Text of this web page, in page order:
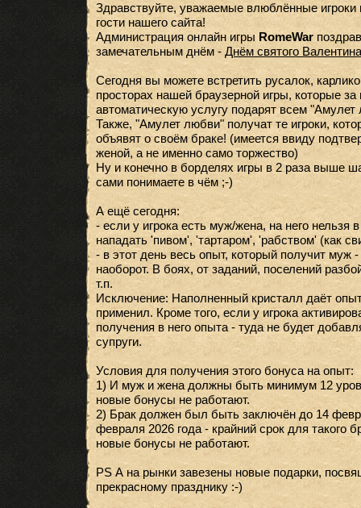
Здравствуйте, уважаемые влюблённые
гости нашего сайта!
Администрация онлайн игры RomeWar
замечательным днём - Днём святого Валентина
Сегодня вы можете встретить русалок,
просторах нашей браузерной игры, которые
автоматическую услугу подарят всем "Амулет
Также, "Амулет любви" получат те игроки,
объявят о своём браке! (имеется ввиду
женой, а не именно само торжество)
Ну и конечно в борделях игры в 2 раза выше
сами понимаете в чём ;-)
А ещё сегодня:
- если у игрока есть муж/жена, на него нельзя
нападать 'пивом', 'тартаром', 'рабством' (как
- в этот день весь опыт, который получит муж
наоборот. В боях, от заданий, поселений
т.п.
Исключение: Наполненный кристалл даёт опыт
применил. Кроме того, если у игрока
получения в него опыта - туда не будет
супруги.
Условия для получения этого бонуса на опыт:
1) И муж и жена должны быть минимум 12
новые бонусы не работают.
2) Брак должен был быть заключён до 14
февраля 2026 года - крайний срок для такого
новые бонусы не работают.
PS А на рынки завезены новые подарки,
прекрасному празднику :-)